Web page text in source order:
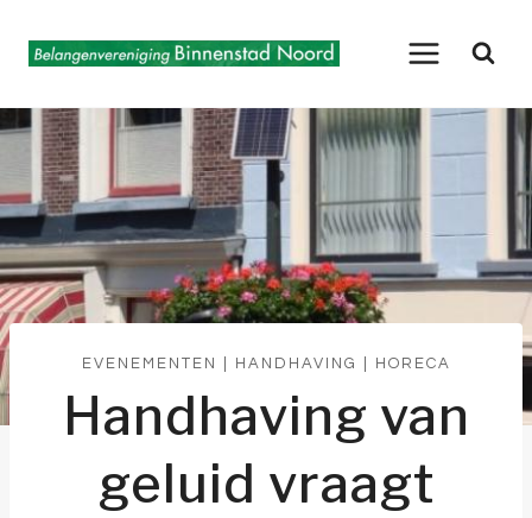
naar
EVENEMENTEN HANDHAVING HORECA
Handhaving van
geluid vraagt